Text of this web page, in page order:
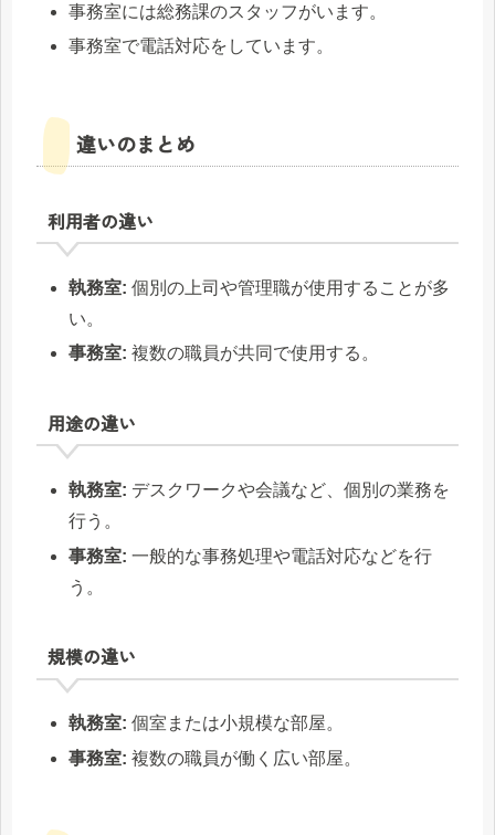
事務室には総務課のスタッフがいます。
事務室で電話対応をしています。
違いのまとめ
利用者の違い
執務室: 個別の上司や管理職が使用することが多
い。
事務室: 複数の職員が共同で使用する。
用途の違い
執務室: デスクワークや会議など、個別の業務を
行う。
事務室: 一般的な事務処理や電話対応などを行
う。
規模の違い
執務室: 個室または小規模な部屋。
事務室: 複数の職員が働く広い部屋。